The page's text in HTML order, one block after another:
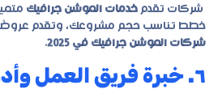
شركات تقدم خدمات الموشن جرافيك
خطط تناسب حجم مشروعك، وتقدم
شركات الموشن جرافيك في 2025
.
٦. خبرة فريق العمل وأدواته التقنية